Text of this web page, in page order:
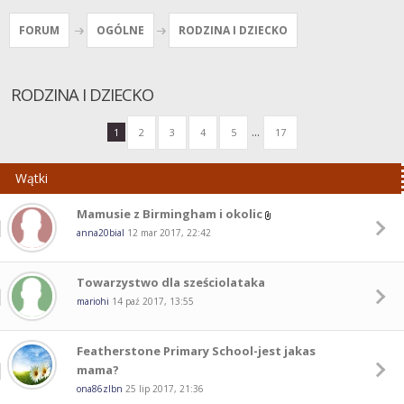
FORUM OGÓLNE RODZINA I DZIECKO
RODZINA I DZIECKO
1 2 3 4 5 ... 17
Wątki
Mamusie z Birmingham i okolic
anna20bial 12 mar 2017, 22:42
Towarzystwo dla sześciolataka
mariohi 14 paź 2017, 13:55
Featherstone Primary School-jest jakas
mama?
ona86zlbn 25 lip 2017, 21:36